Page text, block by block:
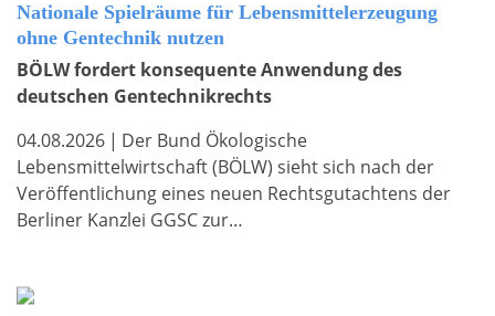
Nationale Spielräume für Lebensmittelerzeugung
ohne Gentechnik nutzen
BÖLW fordert konsequente Anwendung des
deutschen Gentechnikrechts
04.08.2026 | Der Bund Ökologische
Lebensmittelwirtschaft (BÖLW) sieht sich nach der
Veröffentlichung eines neuen Rechtsgutachtens der
Berliner Kanzlei GGSC zur…